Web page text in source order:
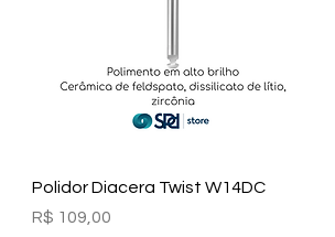
Visualização rápida
Polidor Diacera Twist W14DC
Preço
R$ 109,00